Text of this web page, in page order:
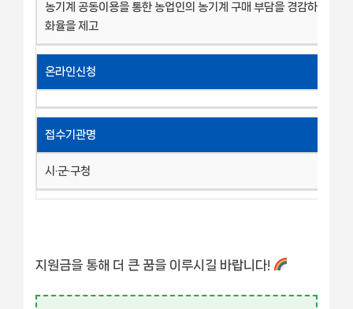
농기계 공동이용을 통한 농업인의 농기계 구매 부담을 경감하고 농
화율을 제고
온라인신청
접수기관명
시·군·구청
지원금을 통해 더 큰 꿈을 이루시길 바랍니다!